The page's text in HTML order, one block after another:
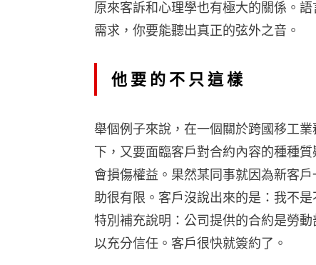
原來客訴和心理學也有極大的關係。
需求，你要能聽出真正的弦外之音。
他要的不只這樣
舉個例子來說，在一個關於跨國移工
下，又要面臨客戶對合約內容的種種
會損傷權益。果然某同事就因為新客
助很有限。客戶沒說出來的是：我不
特別補充說明：公司提供的合約是勞
以充分信任。客戶很快就簽約了。